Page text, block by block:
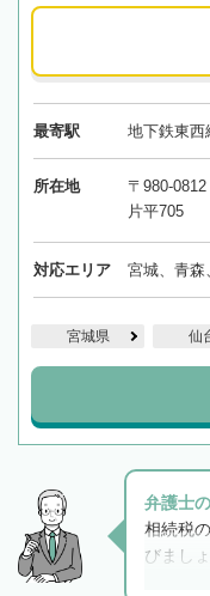
最寄駅 地下鉄東西
所在地
〒980-
片平705
対応エリア 宮城、青森
宮城県 仙
弁護士
相続税
びまし
と他士